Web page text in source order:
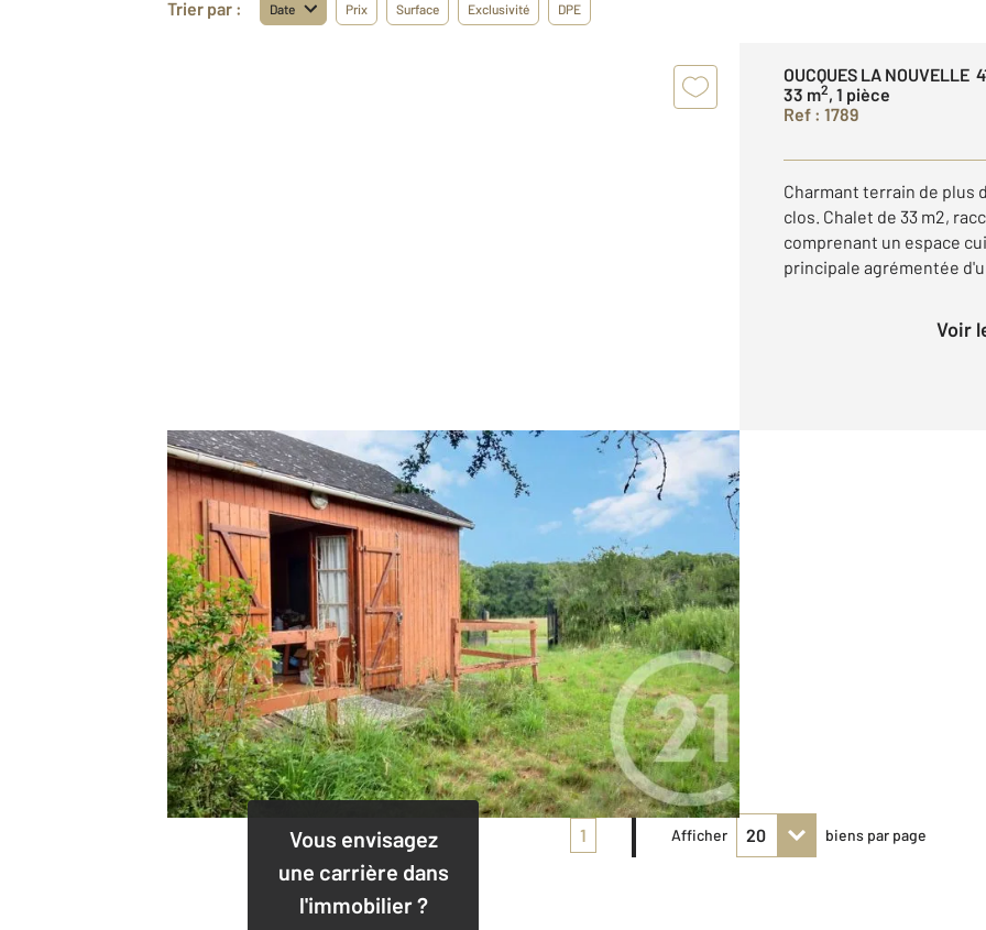
Trier par : Date Prix Surface Exclusivité DPE
OUCQUES LA NOUVELLE
33 m2, 1 pièce
Ref : 1789
Charmant terrain de plus
clos. Chalet de 33 m2,
comprenant un espace
principale agrémentée
Voir
Vous envisagez
une carrière dans
l'immobilier ?
1 Afficher biens par page